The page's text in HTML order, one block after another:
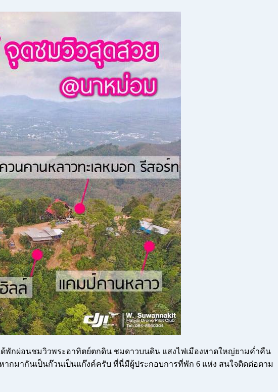
พักผ่อนชมวิวพระอาทิตย์ตกดิน ชมดาวบนดิน แสงไฟเมืองหาดใหญ่ยามค่ำคืน
มากันเป็นก๊วนเป็นแก๊งค์ครับ ที่นี่มีผู้ประกอบการที่พัก 6 แห่ง สนใจติดต่อตาม